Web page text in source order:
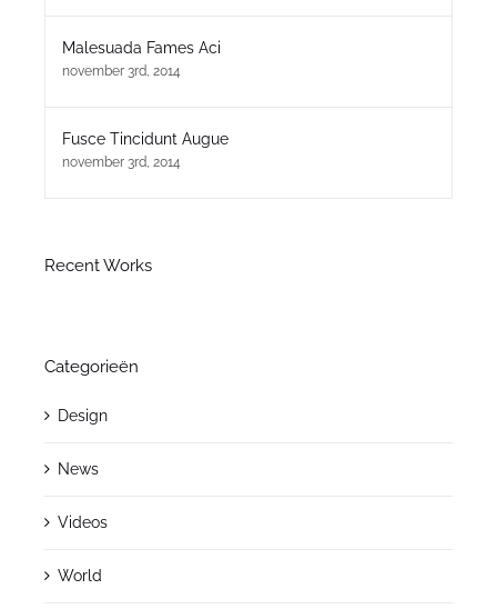
Malesuada Fames Aci
november 3rd, 2014
Fusce Tincidunt Augue
november 3rd, 2014
Recent Works
Categorieën
Design
News
Videos
World